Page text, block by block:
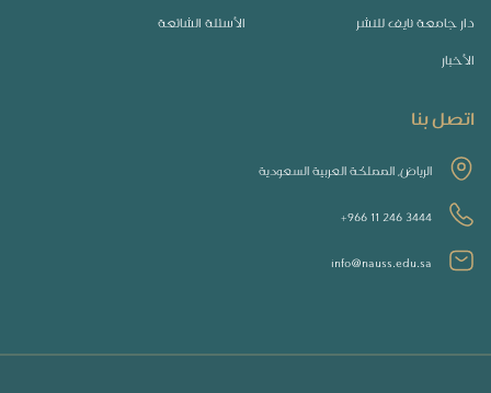
دار جامعة نايف للنشر الأسئلة الشائعة
الأخبار
اتصل بنا
الرياض, المملكة العربية السعودية
+966 11 246 3444
info@nauss.edu.sa